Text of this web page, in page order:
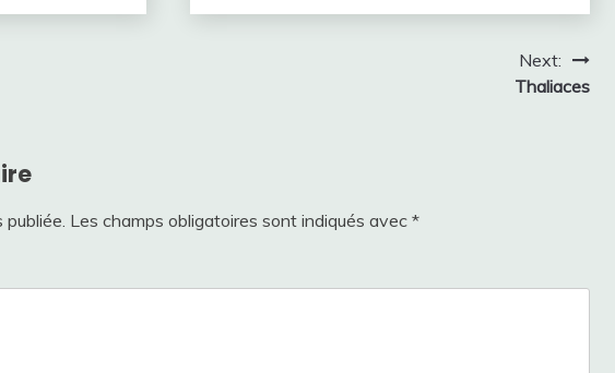
Next:
Thaliaces
Les champs obligatoires sont indiqués avec *